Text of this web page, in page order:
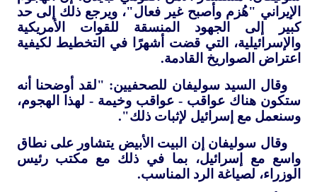
الإيراني "هُزم وأصبح غير فعال"، ويرجع ذلك إلى حد
كبير إلى الجهود المنسقة للقوات الأمريكية
والإسرائيلية، التي قضت أشهرًا في التخطيط لكيفية
اعتراض الصواريخ القادمة.
وقال السيد سوليفان للصحفيين: "لقد أوضحنا أنه
ستكون هناك عواقب - عواقب وخيمة - لهذا الهجوم،
وسنعمل مع إسرائيل لإثبات ذلك".
وقال سوليفان إن البيت الأبيض يتشاور على نطاق
واسع مع إسرائيل، بما في ذلك مع مكتب رئيس
الوزراء، لصياغة الرد المناسب.